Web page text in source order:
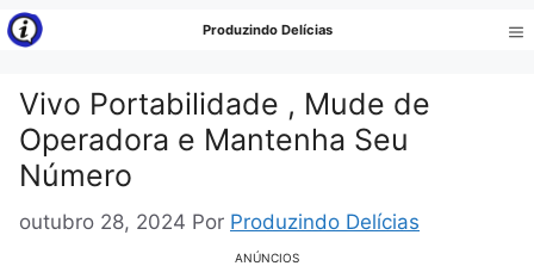
Pular
para
conteúdo
Produzindo Delícias
Vivo Portabilidade , Mude de
Operadora e Mantenha Seu
Número
outubro 28, 2024 Por Produzindo Delícias
ANÚNCIOS